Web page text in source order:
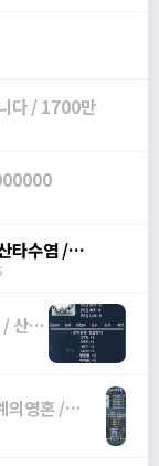
/
다 / 1700만
타수염 /
산타
의영혼 /
o/slxO2VTf